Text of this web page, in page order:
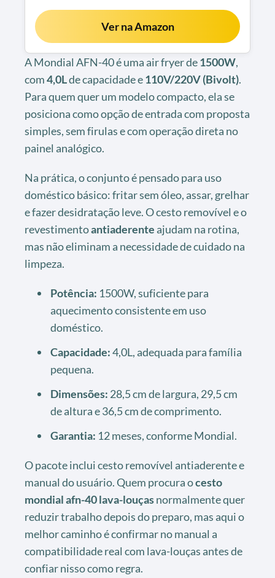
Ver na Amazon
A Mondial AFN-40 é uma air fryer de1500W,
com4,0Lde capacidade e110V/220V (Bivolt).
Para quem quer um modelo compacto, ela se
posiciona como opção de entrada com proposta
simples, sem firulas e com operação direta no
painel analógico.
Na prática, o conjunto é pensado para uso
doméstico básico: fritar sem óleo, assar, grelhar
e fazer desidratação leve. O cesto removível e o
revestimentoantiaderente ajudam na rotina,
mas não eliminam a necessidade de cuidado na
limpeza.
Potência: 1500W, suficiente para
aquecimento consistente em uso
doméstico.
Capacidade:4,0L, adequada para família
pequena.
Dimensões: 28,5 cm de largura, 29,5 cm
de altura e 36,5 cm de comprimento.
Garantia: 12 meses, conforme Mondial.
O pacote inclui cesto removível antiaderente e
manual do usuário. Quem procura ocesto
mondial afn-40 lava-louçasnormalmente quer
reduzir trabalho depois do preparo, mas aqui o
melhor caminho é confirmar no manual a
compatibilidade real com lava-louças antes de
confiar nisso como regra.